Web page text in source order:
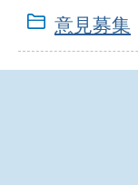
意見募集